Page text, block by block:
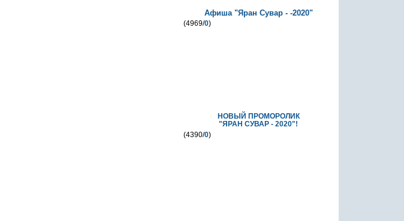
Афиша "Яран Сувар - -2020"
(4969/0)
НОВЫЙ ПРОМОРОЛИК
"ЯРАН СУВАР - 2020"!
(4390/0)